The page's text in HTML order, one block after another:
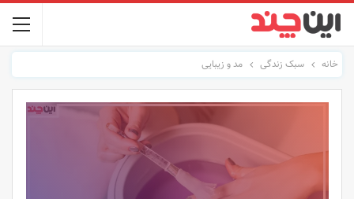
خانه سبک زندگی مد و زیبایی